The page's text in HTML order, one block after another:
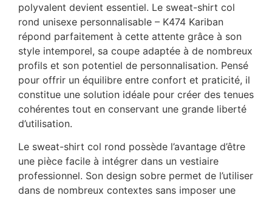
polyvalent devient essentiel. Le sweat-shirt col
rond unisexe personnalisable – K474 Kariban
répond parfaitement à cette attente grâce à son
style intemporel, sa coupe adaptée à de nombreux
profils et son potentiel de personnalisation. Pensé
pour offrir un équilibre entre confort et praticité, il
constitue une solution idéale pour créer des tenues
cohérentes tout en conservant une grande liberté
d’utilisation.
Le sweat-shirt col rond possède l’avantage d’être
une pièce facile à intégrer dans un vestiaire
professionnel. Son design sobre permet de l’utiliser
dans de nombreux contextes sans imposer une